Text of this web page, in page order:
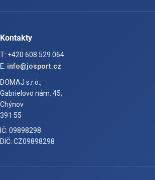
Kontakty
T: +420 608 529 064
E: info@josport.cz
DOMAJ s.r.o.,
Gabrielovo nám. 45,
Chýnov
391 55
IČ: 09898298
DIČ: CZ09898298